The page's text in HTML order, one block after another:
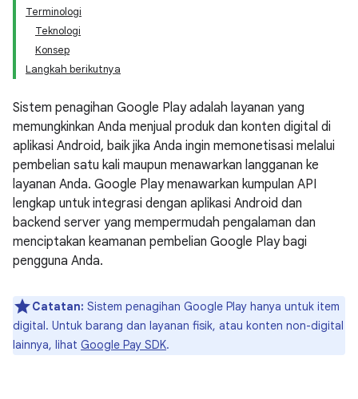
Terminologi
Teknologi
Konsep
Langkah berikutnya
Sistem penagihan Google Play adalah layanan yang
memungkinkan Anda menjual produk dan konten digital di
aplikasi Android, baik jika Anda ingin memonetisasi melalui
pembelian satu kali maupun menawarkan langganan ke
layanan Anda. Google Play menawarkan kumpulan API
lengkap untuk integrasi dengan aplikasi Android dan
backend server yang mempermudah pengalaman dan
menciptakan keamanan pembelian Google Play bagi
pengguna Anda.
Catatan: Sistem penagihan Google Play hanya untuk item
digital. Untuk barang dan layanan fisik, atau konten non-digital
lainnya, lihat Google Pay SDK.